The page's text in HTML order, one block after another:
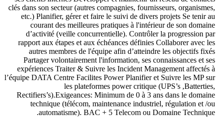
clés dans son secteur (autres compagnies, fournisseurs, organismes,
etc.) Planifier, gérer et faire le suivi de divers projets Se tenir au
courant des meilleures pratiques à l'intérieur de son domaine
d’activité (veille concurrentielle). Contrôler la progression par
rapport aux étapes et aux échéances définies Collaborer avec les
autres membres de l'équipe afin d’atteindre les objectifs fixés
Partager volontairement l'information, ses connaissances et ses
expériences Traiter & Suivre les Incident Management affectés à
l’équipe DATA Centre Facilites Power Planifier et Suivre les MP sur
les plateformes power critique (UPS’s ,Batterties,
Rectifiers’s).Exigeances: Minimum de 0 à 3 ans dans le domaine
technique (télécom, maintenance industriel, régulation et /ou
automatisme). BAC + 5 Telecom ou Domaine Technique.